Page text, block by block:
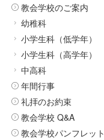
教会学校のご案内
幼稚科
小学生科（低学年）
小学生科（高学年）
中高科
年間行事
礼拝のお約束
教会学校 Q&A
教会学校パンフレット